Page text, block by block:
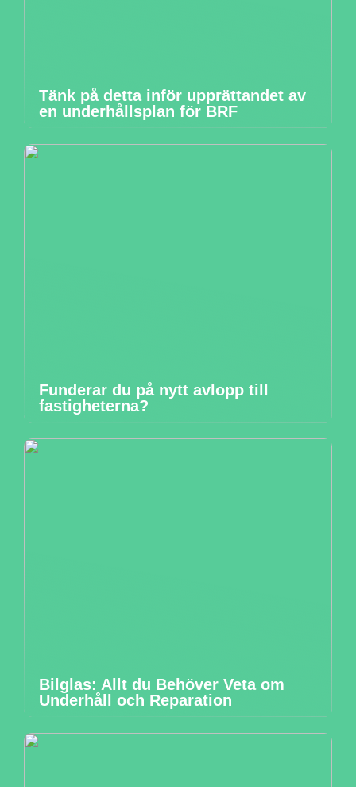
Tänk på detta inför upprättandet av
en underhållsplan för BRF
Funderar du på nytt avlopp till
fastigheterna?
Bilglas: Allt du Behöver Veta om
Underhåll och Reparation